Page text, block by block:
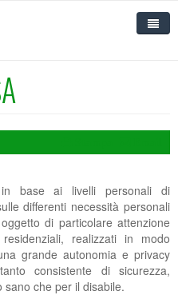
in base ai livelli personali di
differenti necessità personali
di particolare attenzione
realizzati in modo
grande autonomia e privacy
consistente di sicurezza,
sano che per il disabile.
IL PUBBLICODELL'RSA
E CAMPUS
ALLOGGI
DEGLI ALLOGGI
E ALZHEIMER